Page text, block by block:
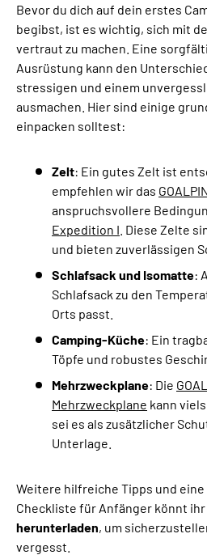
Bevor du dich auf dein erstes
begibst, ist es wichtig, sich mit
vertraut zu machen. Eine
Ausrüstung kann den
stressigen und einem
ausmachen. Hier sind einige
einpacken solltest:
Zelt: Ein gutes Zelt ist
empfehlen wir das
anspruchsvollere
Expedition I . Diese Zelte
und bieten zuverlässigen
Schlafsack und Isomatte:
Schlafsack zu den
Orts passt.
Camping-Küche: Ein
Töpfe und robustes
Mehrzweckplane: Die
Mehrzweckplane kann
sei es als zusätzlicher
Unterlage.
Weitere hilfreiche Tipps und
Checkliste für Anfänger könnt ihr
herunterladen, um
vergesst.